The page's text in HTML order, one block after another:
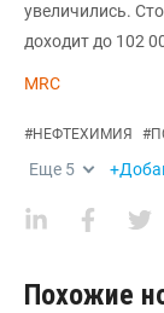
увеличились.
доходит до 102
MRC
#НЕФТЕХИМИЯ #
Еще 5
Похожие